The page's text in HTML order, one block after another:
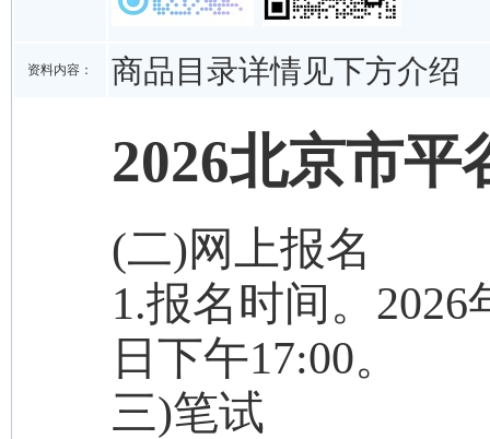
资料内容： 商品目录详情见下方介绍
2026北京市平
(二)网上报名
1.报名时间。2026
日下午17:00。
三)笔试